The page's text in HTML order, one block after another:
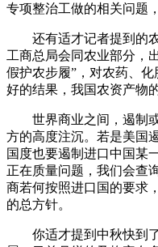
专项整治工做的相关问题
还有适才记者提到的农
工商总局会同农业部分，
假护农步履”，对农药、
好的结果，我国农资产物
世界商业之间，遏制或
方的高度注沉。若是美国
国度也要遏制进口中国某
正在质量问题，我们会查
商若何按照进口国的要求
的总方针。
你适才提到中秋快到了